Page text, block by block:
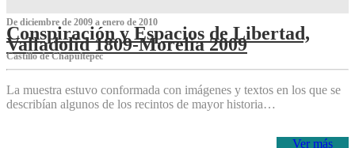
De diciembre de 2009 a enero de 2010
Conspiración y Espacios de Libertad,
Valladolid 1809-Morelia 2009
Castillo de Chapultepec
La muestra estuvo conformada con imágenes y textos en los que se
describían algunos de los recintos de mayor historia…
Ver más